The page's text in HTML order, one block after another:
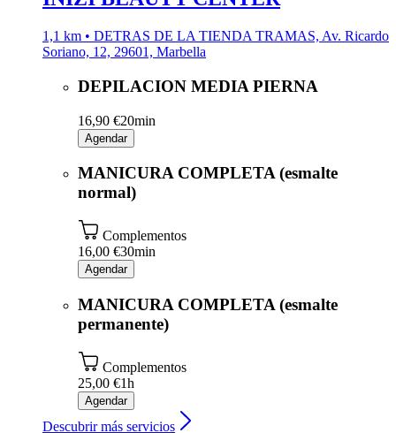
1,1 km • DETRAS DE LA TIENDA TRAMAS, Av. Ricardo
Soriano, 12, 29601, Marbella
DEPILACION MEDIA PIERNA
16,90 €20min
Agendar
MANICURA COMPLETA (esmalte
normal)
Complementos
16,00 €30min
Agendar
MANICURA COMPLETA (esmalte
permanente)
Complementos
25,00 €1h
Agendar
Descubrir más servicios